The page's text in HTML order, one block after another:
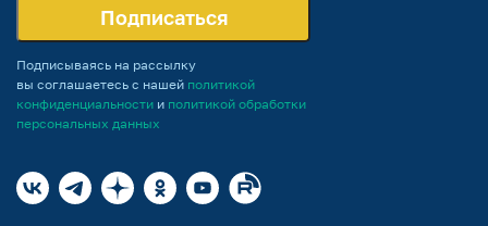
Подписаться
Подписываясь на рассылку
вы соглашаетесь с нашей политикой
конфиденциальности и политикой обработки
персональных данных